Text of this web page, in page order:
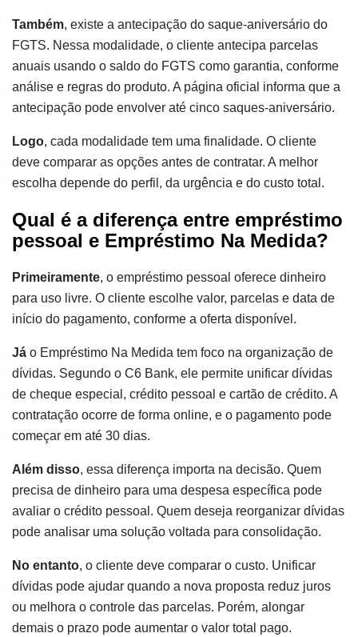
Também, existe a antecipação do saque-aniversário do
FGTS. Nessa modalidade, o cliente antecipa parcelas
anuais usando o saldo do FGTS como garantia, conforme
análise e regras do produto. A página oficial informa que a
antecipação pode envolver até cinco saques-aniversário.
Logo, cada modalidade tem uma finalidade. O cliente
deve comparar as opções antes de contratar. A melhor
escolha depende do perfil, da urgência e do custo total.
Qual é a diferença entre empréstimo
pessoal e Empréstimo Na Medida?
Primeiramente, o empréstimo pessoal oferece dinheiro
para uso livre. O cliente escolhe valor, parcelas e data de
início do pagamento, conforme a oferta disponível.
Já o Empréstimo Na Medida tem foco na organização de
dívidas. Segundo o C6 Bank, ele permite unificar dívidas
de cheque especial, crédito pessoal e cartão de crédito. A
contratação ocorre de forma online, e o pagamento pode
começar em até 30 dias.
Além disso, essa diferença importa na decisão. Quem
precisa de dinheiro para uma despesa específica pode
avaliar o crédito pessoal. Quem deseja reorganizar dívidas
pode analisar uma solução voltada para consolidação.
No entanto, o cliente deve comparar o custo. Unificar
dívidas pode ajudar quando a nova proposta reduz juros
ou melhora o controle das parcelas. Porém, alongar
demais o prazo pode aumentar o valor total pago.